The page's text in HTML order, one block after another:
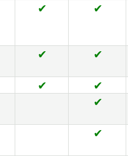
✔ ✔
✔ ✔
✔
✔
✔
✔